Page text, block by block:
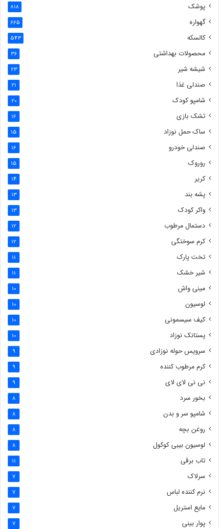
پوشک 818
گهواره 665
کالسکه 543
محصولات بهداشتی 36
شیشه شیر 23
صندلی غذا 21
شامپو کودک 20
تشک بازی 16
ساک حمل نوزاد 15
صندلی خودرو 16
روروک 15
کریر 14
پشه بند 13
واکر کودک 13
دستمال مرطوب 12
کرم سوختگی 12
تخت پارک 11
شیر خشک 11
مینی واش 10
لوسیون 10
کیف سیسمونی 10
پستانک نوزاد 10
سرویس حوله نوزادی 9
کرم مرطوب کننده 9
نی نی لای لای 9
بخور سرد 8
شامپو سر و بدن 8
روغن بچه 8
لوسیون بیبی کوکول 8
تاب برقی 11
سرلاک 7
نرم کننده لباس 7
مایع استریل 7
پوار بینی 7